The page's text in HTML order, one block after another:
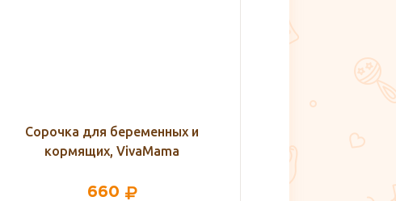
Сорочка для беременных и
кормящих, VivaMama
660
Сорочка для
кормящих,